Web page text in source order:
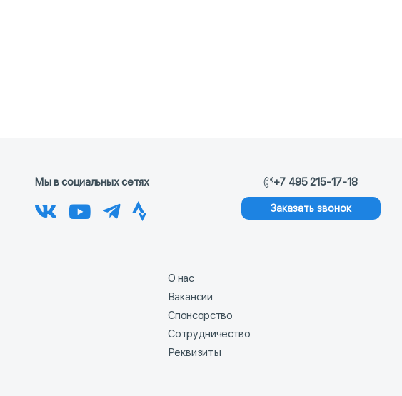
Мы в социальных сетях +7 495 215-17-18
Заказать звонок
О нас
Вакансии
Спонсорство
Сотрудничество
Реквизиты